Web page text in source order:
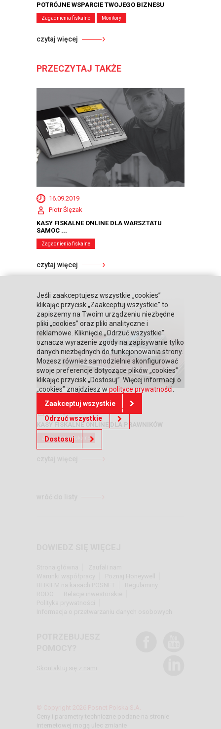
POTRÓJNE WSPARCIE TWOJEGO BIZNESU
Zagadnienia fiskalne Monitory
czytaj więcej
PRZECZYTAJ TAKŻE
16.09.2019
Piotr Ślęzak
KASY FISKALNE ONLINE DLA WARSZTATU
SAMOC ...
Zagadnienia fiskalne
czytaj więcej
21.03.2021
KASY FISKALNE ONLINE DLA PRAWNIKÓW
Zagadnienia fiskalne
Ceny i parametry techniczne podane na stronie
internetowej mogą ulec zmianie
Jeśli zaakceptujesz wszystkie „cookies”
klikając przycisk „Zaakceptuj wszystkie” to
zapiszemy na Twoim urządzeniu niezbędne
pliki „cookies” oraz pliki analityczne i
reklamowe. Kliknięcie „Odrzuć wszystkie"
oznacza wyrażenie zgody na zapisywanie tylko
danych niezbędnych do funkcjonowania strony.
Możesz również samodzielnie skonfigurować
swoje preferencje dotyczące plików „cookies”
klikając przycisk „Dostosuj”. Więcej informacji o
„cookies” znajdziesz wpolityce prywatności.
Zaakceptuj wszystkie
Odrzuć wszystkie
Dostosuj